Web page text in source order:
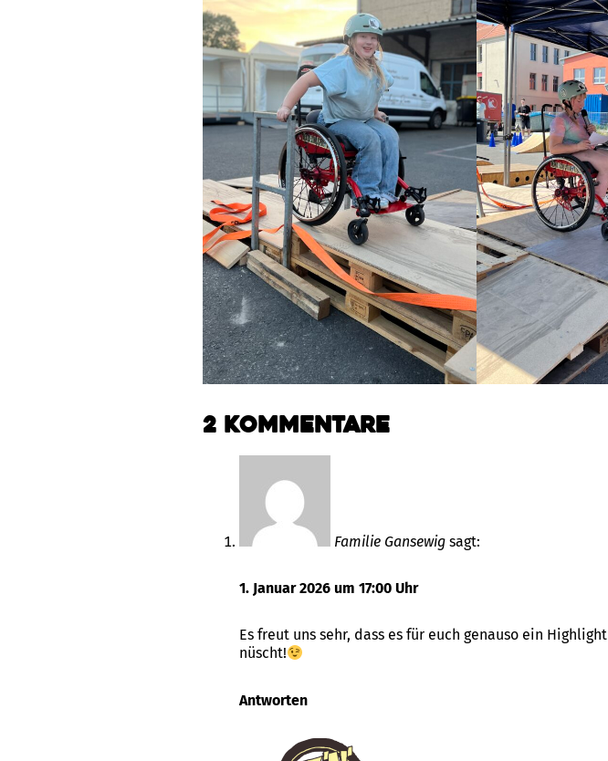
2 Kommentare
Familie Gansewig sagt:
1. Januar 2026 um 17:00 Uhr
Es freut uns sehr, dass es für euch genauso ein
nüscht!
Antworten